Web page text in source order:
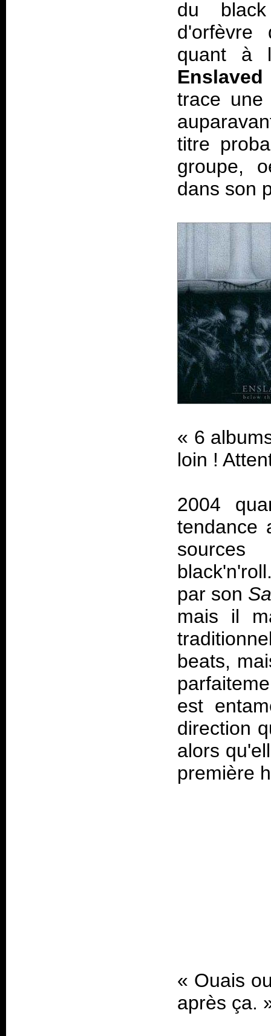
du black
d'orfèvre
quant à
Enslaved
trace une
titre
groupe,
dans son
« 6
loin !
2004
tendance
par son
mais il
beats,
est
direction
alors
première
« Ouais
après ça.